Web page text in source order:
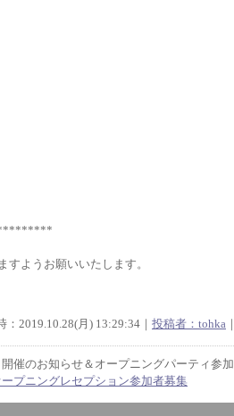
ようお願いいたします。
：2019.10.28(月) 13:29:34｜ 投稿者：tohka ｜
催のお知らせ＆オープニングパーティ参加
プニングレセプション参加者募集